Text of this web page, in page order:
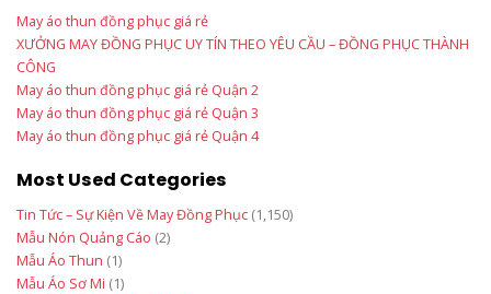
May áo thun đồng phục giá rẻ
XƯỞNG MAY ĐỒNG PHỤC UY TÍN THEO YÊU CẦU – ĐỒNG PHỤC THÀNH
CÔNG
May áo thun đồng phục giá rẻ Quận 2
May áo thun đồng phục giá rẻ Quận 3
May áo thun đồng phục giá rẻ Quận 4
Most Used Categories
Tin Tức – Sự Kiện Về May Đồng Phục (1,150)
Mẫu Nón Quảng Cáo (2)
Mẫu Áo Thun (1)
Mẫu Áo Sơ Mi (1)